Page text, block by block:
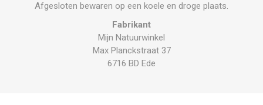
Afgesloten bewaren op een koele en droge plaats.
Fabrikant
Mijn Natuurwinkel
Max Planckstraat 37
6716 BD Ede